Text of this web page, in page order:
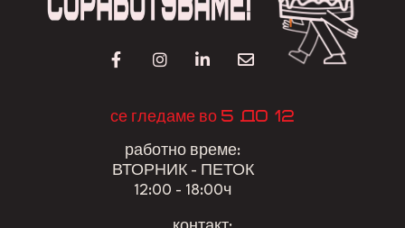
се гледаме во 5 до 12
работно време:
ВТОРНИК - ПЕТОК
12:00 - 18:00ч